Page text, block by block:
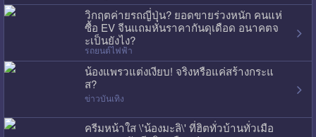
วิกฤตค่ายรถญี่ปุ่น? ยอดขายร่วงหนัก คนแห่
ซื้อ EV จีนแถมหั่นราคากันดุเดือด อนาคตจ
ะเป็นยังไง?
รถยนต์ไฟฟ้า
น้องแพรวแต่งเงียบ! จริงหรือแค่สร้างกระแ
ส?
ข่าวบันเทิง
ครีมหน้าใส \'น้องมะลิ\' ที่ฮิตทั่วบ้านทั่วเมือ